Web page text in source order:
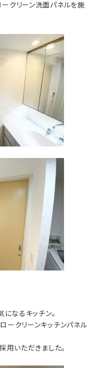
クリーン洗面パネルを施
なるキッチン。
ークリーンキッチンパネル
用いただきました。